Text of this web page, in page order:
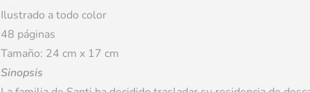
Ilustrado a todo color
48 páginas
Tamaño: 24 cm x 17 cm
Sinopsis